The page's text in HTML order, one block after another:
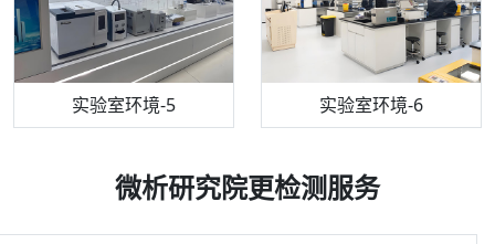
实验室环境-5 实验室环境-6
机构质检技术员-5 机构质检技术员-6
气相色谱仪 万能力学试验仪
微析研究院更检测服务